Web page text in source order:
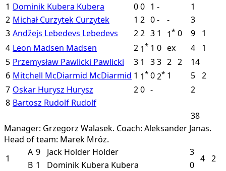
1 Dominik Kubera Kubera 00 1 -
1
2 Michał Curzytek Curzytek 1 2 0- -
3
3 Andžejs Lebedevs Lebedevs 22 3 1 1* 0 9
1
4 Leon Madsen Madsen 2 1* 1 0 ex 4
1
5 Przemysław Pawlicki Pawlicki 3 1 33 2 2
14
6 Mitchell McDiarmid McDiarmid 1 1* 02* 1 5 2
7 Oskar Hurysz Hurysz 20 -
2
8 Bartosz Rudolf Rudolf
38
Manager: Grzegorz Walasek. Coach: Aleksander Janas.
Head of team: Marek Mróz.
1
A 9 Jack Holder Holder 3
4 2
B 1 Dominik Kubera Kubera
0